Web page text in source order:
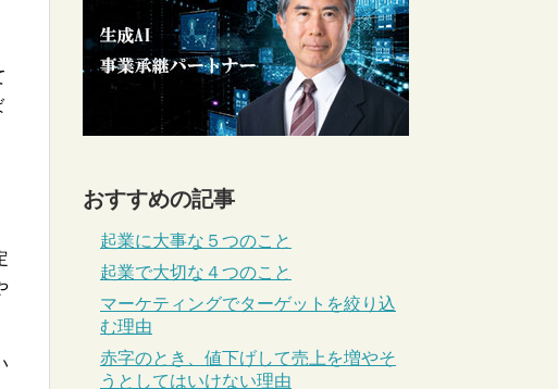
おすすめの記事
起業に大事な５つのこと
起業で大切な４つのこと
マーケティングでターゲットを絞り込
む理由
赤字のとき、値下げして売上を増やそ
うとしてはいけない理由